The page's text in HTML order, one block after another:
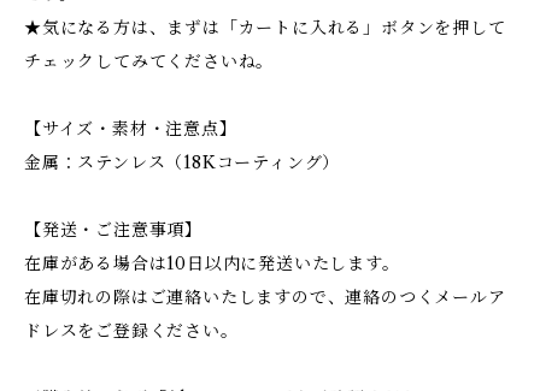
★気になる方は、まずは「カートに入れる」ボタンを押して
チェックしてみてくださいね。
【サイズ・素材・注意点】
金属：ステンレス（18Kコーティング）
【発送・ご注意事項】
在庫がある場合は10日以内に発送いたします。
在庫切れの際はご連絡いたしますので、連絡のつくメールア
ドレスをご登録ください。